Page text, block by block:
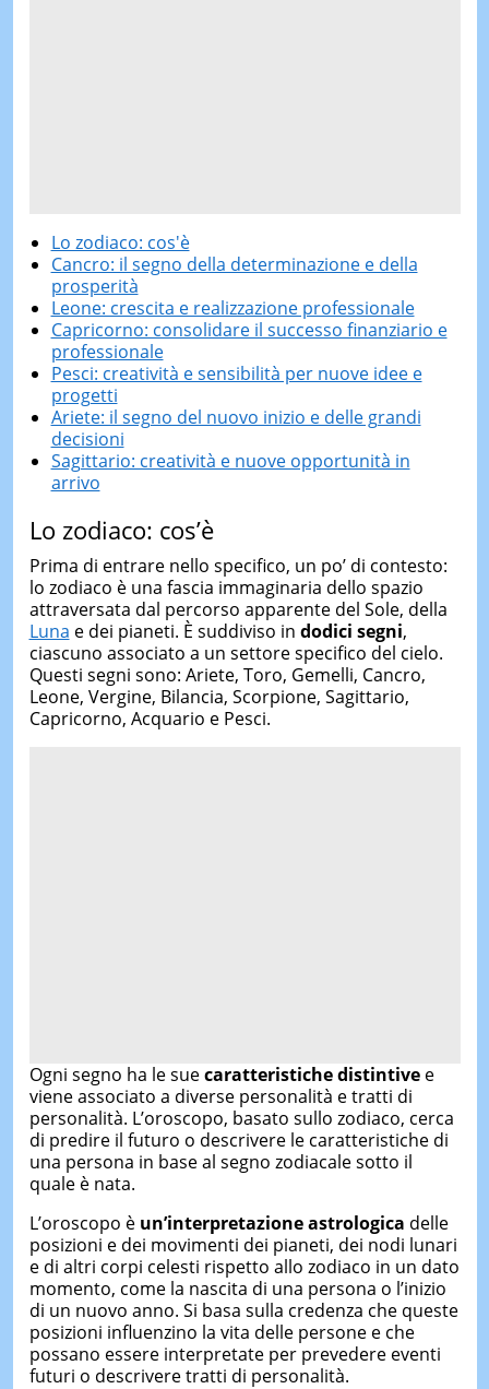
Lo zodiaco: cos'è
Cancro: il segno della determinazione e della
prosperità
Leone: crescita e realizzazione professionale
Capricorno: consolidare il successo finanziario e
professionale
Pesci: creatività e sensibilità per nuove idee e
progetti
Ariete: il segno del nuovo inizio e delle grandi
decisioni
Sagittario: creatività e nuove opportunità in
arrivo
Lo zodiaco: cos’è
Prima di entrare nello specifico, un po’ di contesto:
lo zodiaco è una fascia immaginaria dello spazio
attraversata dal percorso apparente del Sole, della
Luna e dei pianeti. È suddiviso in dodici segni,
ciascuno associato a un settore specifico del cielo.
Questi segni sono: Ariete, Toro, Gemelli, Cancro,
Leone, Vergine, Bilancia, Scorpione, Sagittario,
Capricorno, Acquario e Pesci.
Ogni segno ha le suecaratteristiche distintivee
viene associato a diverse personalità e tratti di
personalità. L’oroscopo, basato sullo zodiaco, cerca
di predire il futuro o descrivere le caratteristiche di
una persona in base al segno zodiacale sotto il
quale è nata.
L’oroscopo è un’interpretazione astrologica delle
posizioni e dei movimenti dei pianeti, dei nodi lunari
e di altri corpi celesti rispetto allo zodiaco in un dato
momento, come la nascita di una persona o l’inizio
di un nuovo anno. Si basa sulla credenza che queste
posizioni influenzino la vita delle persone e che
possano essere interpretate per prevedere eventi
futuri o descrivere tratti di personalità.